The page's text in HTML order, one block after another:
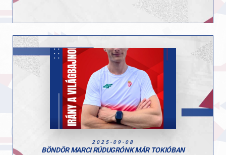
világversenyén egy nagyon szép eredménynek számít!
Marci a selejtező elején nem tűnt feszültnek, első
kezdőmagasságon. A következő magasság az 555
centi volt, amelyet már a 23 éves magyar ugró is hiába
ostromolt – az utolsó kísérletnél megvolt a szükséges
magasság, de ráesett a lécre.
Tokiói élete első vb-jéhez szívből gratulál a GYAC teljes
vezetősége és csapata! Kívánjuk, hogy hasonlóan szép
eredményeket tartogasson Marcinak a következő
2025-09-08
BÖNDÖR MARCI RÚDUGRÓNK MÁR TOKIÓBAN